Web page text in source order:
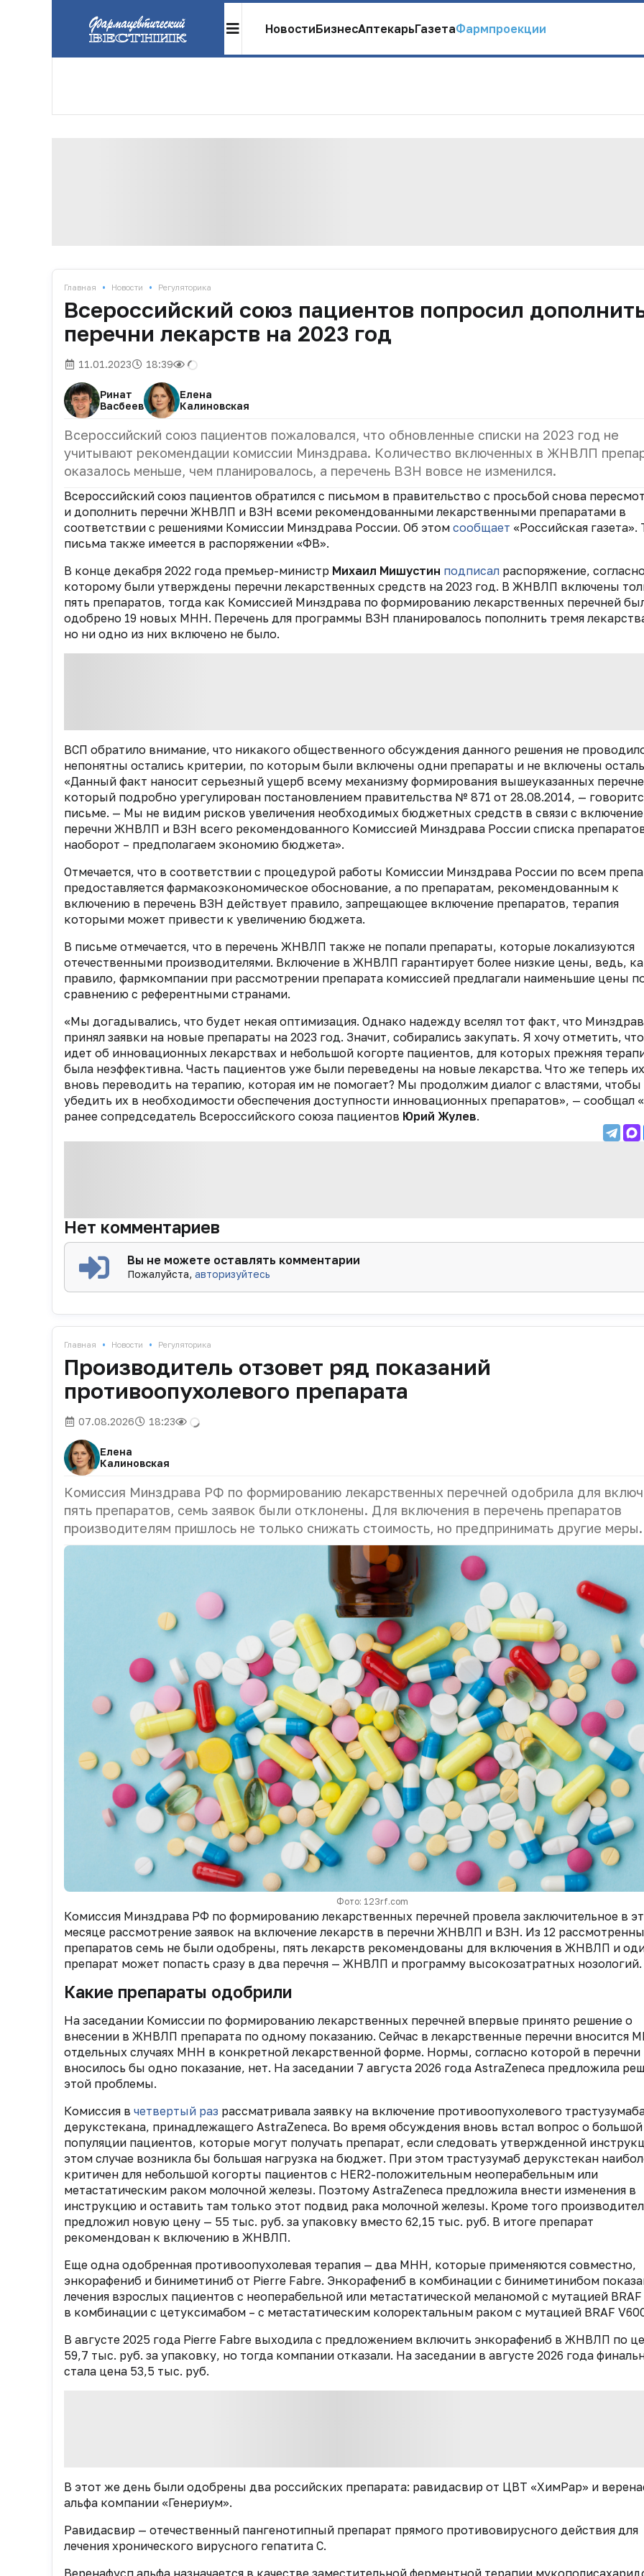
НовостиБизнесАптекарьГазетаФармпроекции
Главная • Новости • Регуляторика
Всероссийский союз пациентов попросил
перечни лекарств на 2023 год
11.01.2023 18:39
Ринат
Васбеев
Елена
Калиновская
Всероссийский союз пациентов пожаловался, что обновленные списки на 2023 год не
учитывают рекомендации комиссии Минздрава. Количество включенных в ЖНВЛП
оказалось меньше, чем планировалось, а перечень ВЗН вовсе не изменился.
Всероссийский союз пациентов обратился с письмом в правительство с просьбой снова
и дополнить перечни ЖНВЛП и ВЗН всеми рекомендованными лекарственными препаратами в
соответствии с решениями Комиссии Минздрава России. Об этом сообщает «Российская газета».
письма также имеется в распоряжении «ФВ».
В конце декабря 2022 года премьер-министр Михаил Мишустин подписал распоряжение,
которому были утверждены перечни лекарственных средств на 2023 год. В ЖНВЛП включены
пять препаратов, тогда как Комиссией Минздрава по формированию лекарственных перечней
одобрено 19 новых МНН. Перечень для программы ВЗН планировалось пополнить тремя
но ни одно из них включено не было.
ВСП обратило внимание, что никакого общественного обсуждения данного решения не
непонятны остались критерии, по которым были включены одни препараты и не включены
«Данный факт наносит серьезный ущерб всему механизму формирования вышеуказанных
который подробно урегулирован постановлением правительства № 871 от 28.08.2014, —
письме. — Мы не видим рисков увеличения необходимых бюджетных средств в связи с
перечни ЖНВЛП и ВЗН всего рекомендованного Комиссией Минздрава России списка
наоборот – предполагаем экономию бюджета».
Отмечается, что в соответствии с процедурой работы Комиссии Минздрава России по всем
предоставляется фармакоэкономическое обоснование, а по препаратам, рекомендованным к
включению в перечень ВЗН действует правило, запрещающее включение препаратов, терапия
которыми может привести к увеличению бюджета.
В письме отмечается, что в перечень ЖНВЛП также не попали препараты, которые локализуются
отечественными производителями. Включение в ЖНВЛП гарантирует более низкие цены, ведь,
правило, фармкомпании при рассмотрении препарата комиссией предлагали наименьшие цены
сравнению с референтными странами.
«Мы догадывались, что будет некая оптимизация. Однако надежду вселял тот факт, что
принял заявки на новые препараты на 2023 год. Значит, собирались закупать. Я хочу отметить,
идет об инновационных лекарствах и небольшой когорте пациентов, для которых прежняя
была неэффективна. Часть пациентов уже были переведены на новые лекарства. Что же теперь их
вновь переводить на терапию, которая им не помогает? Мы продолжим диалог с властями, чтобы
убедить их в необходимости обеспечения доступности инновационных препаратов», — сообщал
ранее сопредседатель Всероссийского союза пациентов Юрий Жулев.
Нет комментариев
Вы не можете оставлять комментарии
Пожалуйста,авторизуйтесь
Главная • Новости • Регуляторика
Производитель отзовет ряд показаний
противоопухолевого препарата
07.08.2026 18:23
Елена
Калиновская
Комиссия Минздрава РФ по формированию лекарственных перечней одобрила для
пять препаратов, семь заявок были отклонены. Для включения в перечень препаратов
производителям пришлось не только снижать стоимость, но предпринимать другие меры.
Фото: 123rf.com
Комиссия Минздрава РФ по формированию лекарственных перечней провела заключительное в
месяце рассмотрение заявок на включение лекарств в перечни ЖНВЛП и ВЗН. Из 12
препаратов семь не были одобрены, пять лекарств рекомендованы для включения в ЖНВЛП и
препарат может попасть сразу в два перечня — ЖНВЛП и программу высокозатратных нозологий.
Какие препараты одобрили
На заседании Комиссии по формированию лекарственных перечней впервые принято решение о
внесении в ЖНВЛП препарата по одному показанию. Сейчас в лекарственные перечни вносится
отдельных случаях МНН в конкретной лекарственной форме. Нормы, согласно которой в перечни
вносилось бы одно показание, нет. На заседании 7 августа 2026 года AstraZeneca предложила
этой проблемы.
Комиссия в четвертый раз рассматривала заявку на включение противоопухолевого
дерукстекана, принадлежащего AstraZeneca. Во время обсуждения вновь встал вопрос о большой
популяции пациентов, которые могут получать препарат, если следовать утвержденной
этом случае возникла бы большая нагрузка на бюджет. При этом трастузумаб дерукстекан
критичен для небольшой когорты пациентов с HER2-положительным неоперабельным или
метастатическим раком молочной железы. Поэтому AstraZeneca предложила внести изменения в
инструкцию и оставить там только этот подвид рака молочной железы. Кроме того
предложил новую цену — 55 тыс. руб. за упаковку вместо 62,15 тыс. руб. В итоге препарат
рекомендован к включению в ЖНВЛП.
Еще одна одобренная противоопухолевая терапия — два МНН, которые применяются совместно,
энкорафениб и биниметиниб от Pierre Fabre. Энкорафениб в комбинации с биниметинибом
лечения взрослых пациентов с неоперабельной или метастатической меланомой с мутацией
в комбинации с цетуксимабом – с метастатическим колоректальным раком с мутацией BRAF
В августе 2025 года Pierre Fabre выходила с предложением включить энкорафениб в ЖНВЛП по
59,7 тыс. руб. за упаковку, но тогда компании отказали. На заседании в августе 2026 года
стала цена 53,5 тыс. руб.
В этот же день были одобрены два российских препарата: равидасвир от ЦВТ «ХимРар» и
альфа компании «Генериум».
Равидасвир — отечественный пангенотипный препарат прямого противовирусного действия для
лечения хронического вирусного гепатита С.